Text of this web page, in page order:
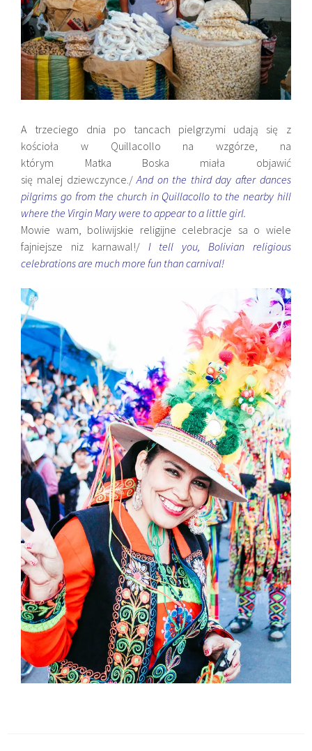
A trzeciego dnia po tancach pielgrzymi udają się z
kościoła w Quillacollo na wzgórze, na
którym Matka Boska miała objawić
się malej dziewczynce./And on the third day after dances
pilgrims go from the church in Quillacollo to the nearby hill
where the Virgin Mary were to appear to a little girl.
Mowie wam, boliwijskie religijne celebracje sa o wiele
fajniejsze niz karnawal!/ I tell you, Bolivian religious
celebrations are much more fun than carnival!